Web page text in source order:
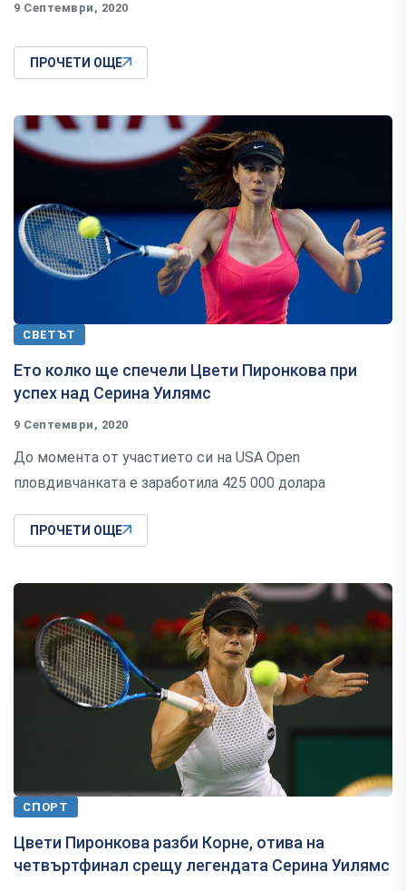
9 Септември, 2020
ПРОЧЕТИ ОЩЕ
СВЕТЪТ
Ето колко ще спечели Цвети Пиронкова при
успех над Серина Уилямс
9 Септември, 2020
До момента от участието си на USA Open
пловдивчанката е заработила 425 000 долара
ПРОЧЕТИ ОЩЕ
СПОРТ
Цвети Пиронкова разби Корне, отива на
четвъртфинал срещу легендата Серина Уилямс